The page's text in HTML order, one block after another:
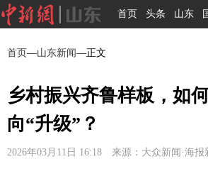
首页 头条 山东
首页—山东新闻—正文
乡村振兴齐鲁样板，如
向“升级”？
2026年03月11日 16:18 来源：大众新闻·海报